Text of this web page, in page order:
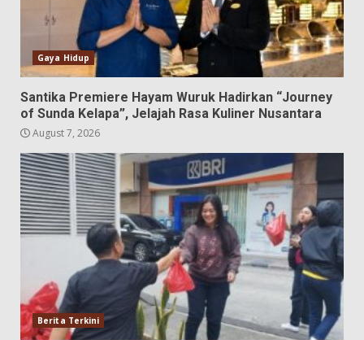
Gaya Hidup
Santika Premiere Hayam Wuruk Hadirkan “Journey
of Sunda Kelapa”, Jelajah Rasa Kuliner Nusantara
August 7, 2026
Berita Terkini